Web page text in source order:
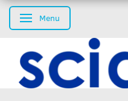
Skifte navigation
Menu